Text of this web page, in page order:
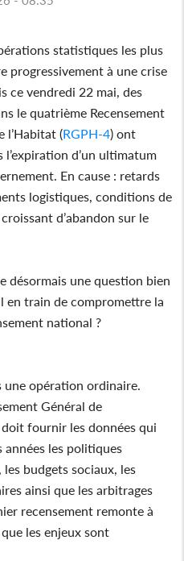
statistiques les plus
progressivement à une crise
ce vendredi 22 mai, des
le quatrième Recensement
l’Habitat (RGPH-4) ont
d’un ultimatum
En cause : retards
logistiques, conditions de
d’abandon sur le
désormais une question bien
en train de compromettre la
national ?
une opération ordinaire.
Général de
doit fournir les données qui
les politiques
budgets sociaux, les
ainsi que les arbitrages
recensement remonte à
les enjeux sont